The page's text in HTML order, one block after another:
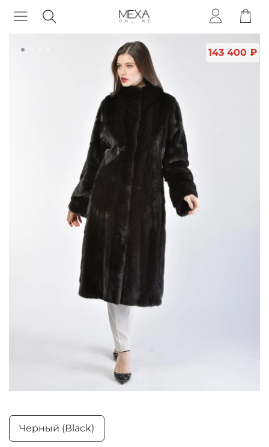
143 400 ₽
Черный (Black)